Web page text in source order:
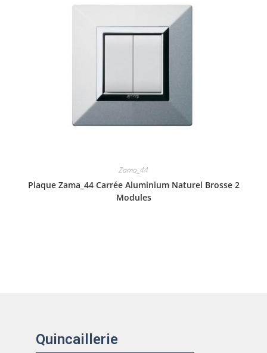
Zama_44
Plaque Zama_44 Carrée Aluminium Naturel Brosse 2
Modules
Quincaillerie